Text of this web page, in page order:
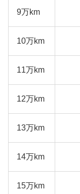
9万km
10万km
11万km
12万km
13万km
14万km
15万km